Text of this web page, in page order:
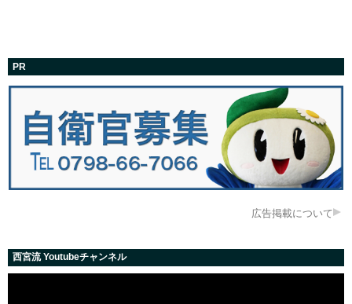
PR
広告掲載について
西宮流 Youtubeチャンネル